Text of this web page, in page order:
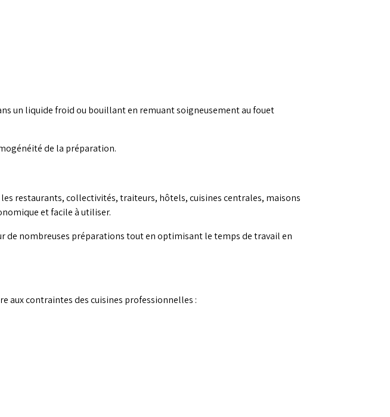
un liquide froid ou bouillant en remuant soigneusement au fouet
de la préparation.
restaurants, collectivités, traiteurs, hôtels, cuisines centrales, maisons
et facile à utiliser.
de nombreuses préparations tout en optimisant le temps de travail en
aux contraintes des cuisines professionnelles :